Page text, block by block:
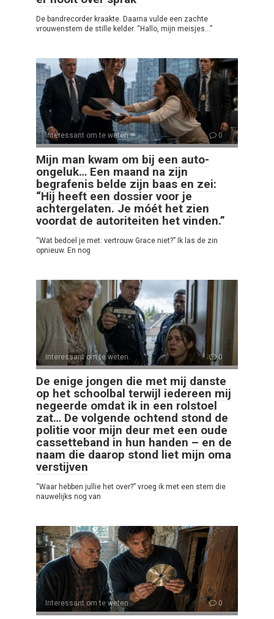
De bandrecorder kraakte. Daarna vulde een zachte
vrouwenstem de stille kelder. “Hallo, mijn meisjes…”
Interessant om te weten 0
Mijn man kwam om bij een auto-
ongeluk… Een maand na zijn
begrafenis belde zijn baas en zei:
“Hij heeft een dossier voor je
achtergelaten. Je móét het zien
voordat de autoriteiten het vinden.”
“Wat bedoel je met: vertrouw Grace niet?” Ik las de zin
opnieuw. En nog
Interessant om te weten 0
De enige jongen die met mij danste
op het schoolbal terwijl iedereen mij
negeerde omdat ik in een rolstoel
zat… De volgende ochtend stond de
politie voor mijn deur met een oude
cassetteband in hun handen – en de
naam die daarop stond liet mijn oma
verstijven
“Waar hebben jullie het over?” vroeg ik met een stem die
nauwelijks nog van
Interessant om te weten 0